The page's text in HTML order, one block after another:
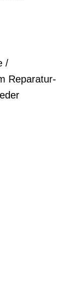
/
Reparatur-